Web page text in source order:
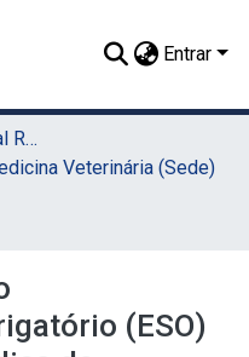
Entrar
01. Universidade Federal Rural de Pernambuco - UFRPE (Sede)
Veterinária (Sede)
(ESO)